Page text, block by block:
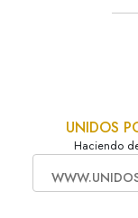
UNIDOS
Haciendo